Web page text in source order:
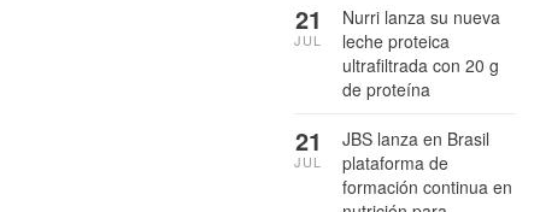
Nurri lanza su nueva
leche proteica
ultrafiltrada con 20 g
de proteína
21
JUL
JBS lanza en Brasil
plataforma de
formación continua en
21
JUL